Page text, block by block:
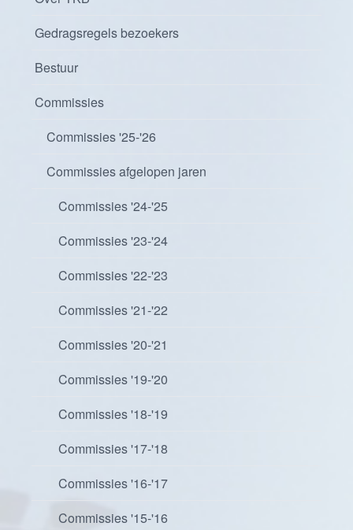
Gedragsregels bezoekers
Bestuur
Commissies
Commissies '25-'26
Commissies afgelopen jaren
Commissies '24-'25
Commissies '23-'24
Commissies '22-'23
Commissies '21-'22
Commissies '20-'21
Commissies '19-'20
Commissies '18-'19
Commissies '17-'18
Commissies '16-'17
Commissies '15-'16